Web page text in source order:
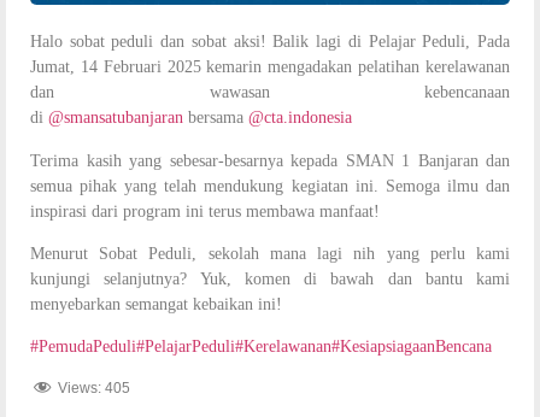
Halo sobat peduli dan sobat aksi! Balik lagi di Pelajar Peduli, Pada
Jumat, 14 Februari 2025 kemarin mengadakan pelatihan kerelawanan
dan wawasan kebencanaan
di @smansatubanjaran bersama @cta.indonesia
Terima kasih yang sebesar-besarnya kepada SMAN 1 Banjaran dan
semua pihak yang telah mendukung kegiatan ini. Semoga ilmu dan
inspirasi dari program ini terus membawa manfaat!
Menurut Sobat Peduli, sekolah mana lagi nih yang perlu kami
kunjungi selanjutnya? Yuk, komen di bawah dan bantu kami
menyebarkan semangat kebaikan ini!
#PemudaPeduli#PelajarPeduli#Kerelawanan#KesiapsiagaanBencana
Views: 405